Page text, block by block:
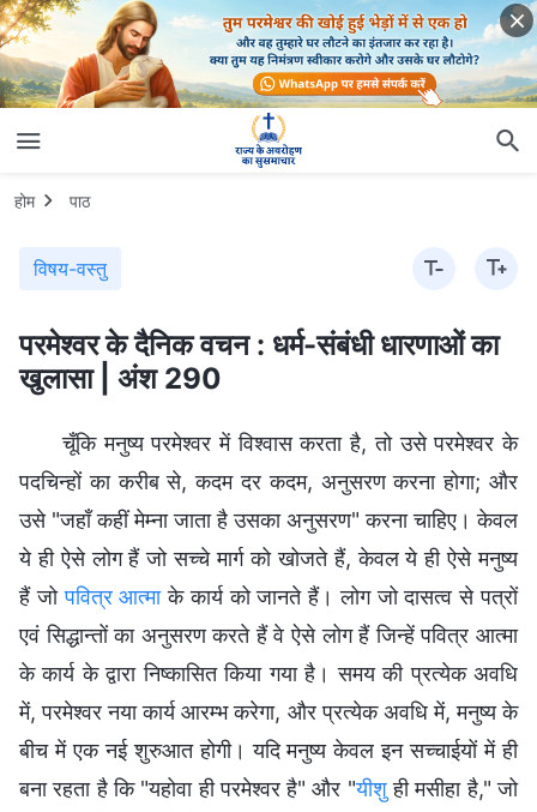
होम पाठ
विषय-वस्तु
परमेश्वर के दैनिक वचन : धर्म-संबंधी धारणाओं का
खुलासा | अंश 290
चूँकि मनुष्य परमेश्वर में विश्वास करता है, तो उसे परमेश्वर के
पदचिन्हों का करीब से, कदम दर कदम, अनुसरण करना होगा; और
उसे "जहाँ कहीं मेम्ना जाता है उसका अनुसरण" करना चाहिए। केवल
ये ही ऐसे लोग हैं जो सच्चे मार्ग को खोजते हैं, केवल ये ही ऐसे मनुष्य
हैं जोपवित्र आत्माके कार्य को जानते हैं। लोग जो दासत्व से पत्रों
एवं सिद्धान्तों का अनुसरण करते हैं वे ऐसे लोग हैं जिन्हें पवित्र आत्मा
के कार्य के द्वारा निष्कासित किया गया है। समय की प्रत्येक अवधि
में, परमेश्वर नया कार्य आरम्भ करेगा, और प्रत्येक अवधि में, मनुष्य के
बीच में एक नई शुरुआत होगी। यदि मनुष्य केवल इन सच्चाईयों में ही
बना रहता है कि "यहोवा ही परमेश्वर है" और "यीशुही मसीहा है," जो